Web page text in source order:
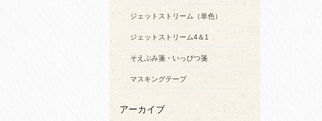
ジェットストリーム（単色）
ジェットストリーム4＆1
そえぶみ箋・いっぴつ箋
マスキングテープ
アーカイブ